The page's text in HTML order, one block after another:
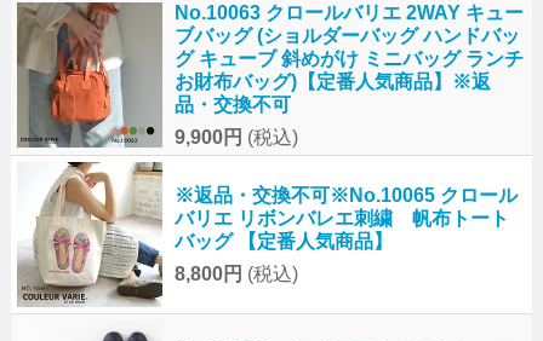
No.10063 クロールバリエ 2WAY キュー
ブバッグ (ショルダーバッグ ハンドバッ
グ キューブ 斜めがけ ミニバッグ ランチ
お財布バッグ)【定番人気商品】※返
品・交換不可
9,900円 (税込)
※返品・交換不可※No.10065 クロール
バリエ リボンバレエ刺繍 帆布トート
バッグ 【定番人気商品】
8,800円 (税込)